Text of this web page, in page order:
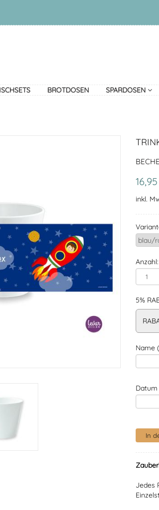
BROTDOSEN SPARDOSEN
inkl.
Anzahl:
5%
Name
Jedes